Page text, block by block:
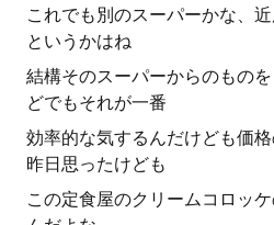
これでも別のスーパーかな、
というかはね
結構そのスーパーからのもの
どでもそれが一番
効率的な気するんだけども価
昨日思ったけども
この定食屋のクリームコロッ